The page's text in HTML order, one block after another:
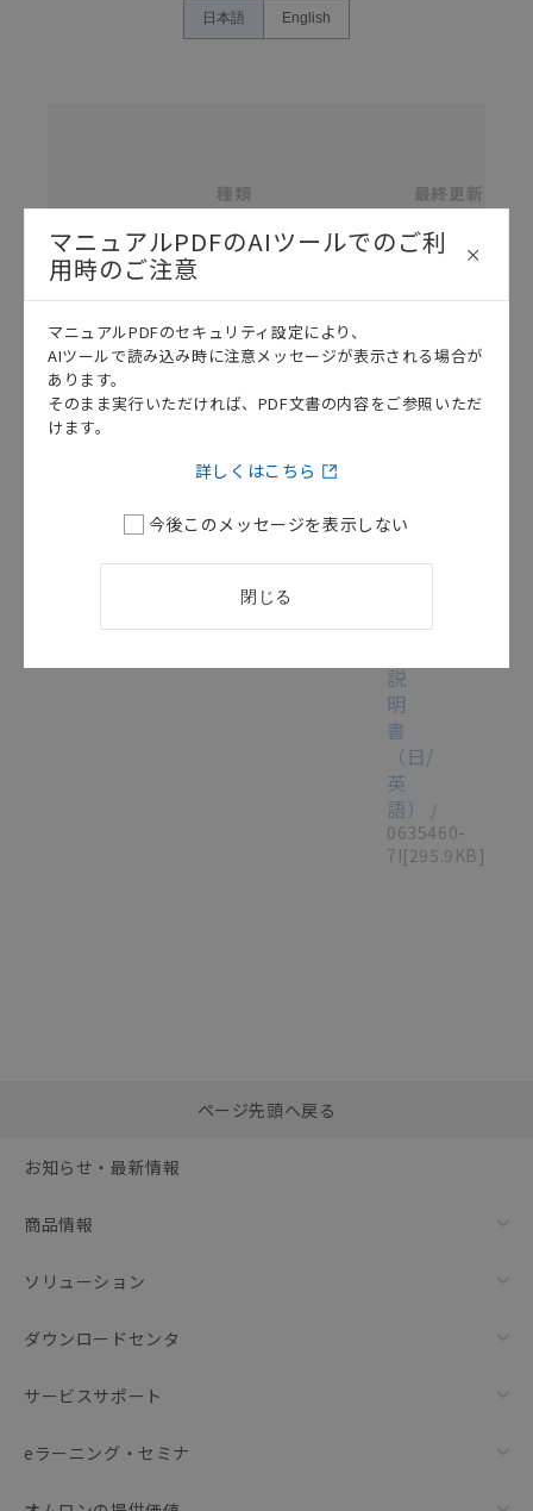
ン事例は参考用ですので、ご採用に際しては機器・装
置の機能や安全性をご確認のうえご使用ください。・
があります。改めて当サイトの掲載内容をご確認のう
え、ご用命下さいますようお願いいたします。
日本語 English
種類
ロ
番
号
最終更新
TL-
近
接
ス
シ
ー
取
説
明
書
（日/
英
語）
/
0635460-
7I[295.9KB]
括ダウンロード
ページ先頭へ戻る
お知らせ・最新情報
商品情報
ソリューション
ダウンロードセンタ
サービスサポート
eラーニング・セミナ
マニュアルPDFのAIツールでのご利
用時のご注意
マニュアルPDFのセキュリティ設定により、
AIツールで読み込み時に注意メッセージが表示される場合が
あります。
そのまま実行いただければ、PDF文書の内容をご参照いただ
けます。
詳しくはこちら
今後このメッセージを表示しない
閉じる